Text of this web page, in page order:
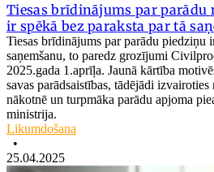
Tiesas brīdinājums par parādu
ir spēkā bez paraksta par tā
Tiesas brīdinājums par parādu piedziņu
saņemšanu, to paredz grozījumi
2025.gada 1.aprīļa. Jaunā kārtība
savas parādsaistības, tādējādi
nākotnē un turpmāka parādu apjoma
ministrija.
Likumdošana
•
25.04.2025